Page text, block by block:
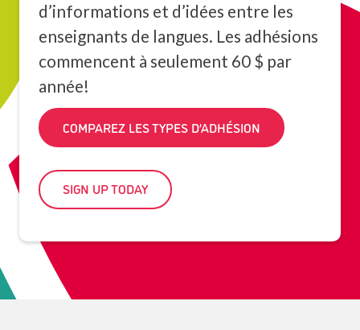
d’informations et d’idées entre les
enseignants de langues. Les adhésions
commencent à seulement 60 $ par
année!
COMPAREZ LES TYPES D’ADHÉSION
SIGN UP TODAY